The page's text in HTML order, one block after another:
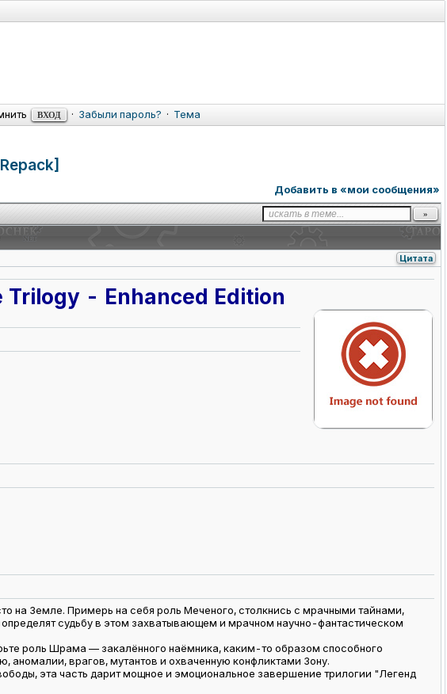
· Забыли пароль? · Тема
Добавить в «мои сообщения»
Цитата
Trilogy - Enhanced Edition
Земле. Примерь на себя роль Меченого, столкнись с мрачными тайнами,
судьбу в этом захватывающем и мрачном научно-фантастическом
роль Шрама — закалённого наёмника, каким-то образом способного
врагов, мутантов и охваченную конфликтами Зону.
эта часть дарит мощное и эмоциональное завершение трилогии "Легенд